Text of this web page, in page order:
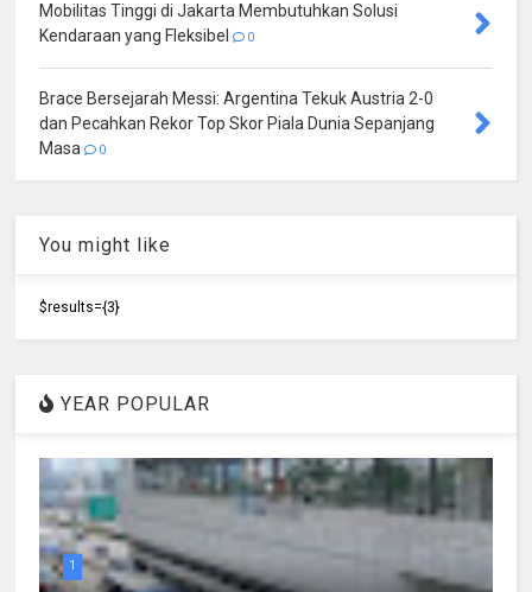
Mobilitas Tinggi di Jakarta Membutuhkan Solusi
Kendaraan yang Fleksibel
0
Brace Bersejarah Messi: Argentina Tekuk Austria 2-0
dan Pecahkan Rekor Top Skor Piala Dunia Sepanjang
Masa
0
You might like
$results={3}
YEAR POPULAR
1